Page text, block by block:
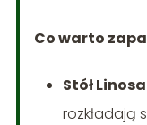
Co warto
Stół
rozkładają